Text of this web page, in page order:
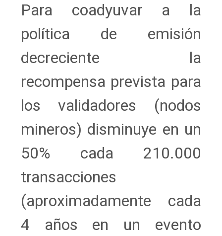
Para coadyuvar a la
política de emisión
decreciente la
recompensa prevista para
los validadores (nodos
mineros) disminuye en un
50% cada 210.000
transacciones
(aproximadamente cada
4 años en un evento